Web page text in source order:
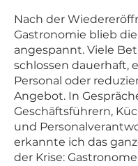
Nach der
Gastronomie blieb
angespannt. Viele
schlossen dauerhaft,
Personal oder
Angebot. In
Geschäftsführern,
und
erkannte ich das
der Krise: